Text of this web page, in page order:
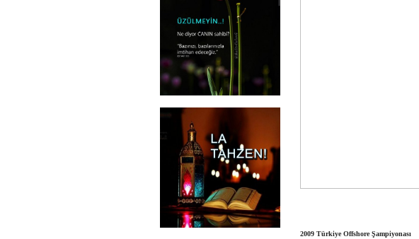
2009 Türkiye Offshore Şampiyonası